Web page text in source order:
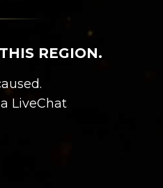
REGION.
LiveChat